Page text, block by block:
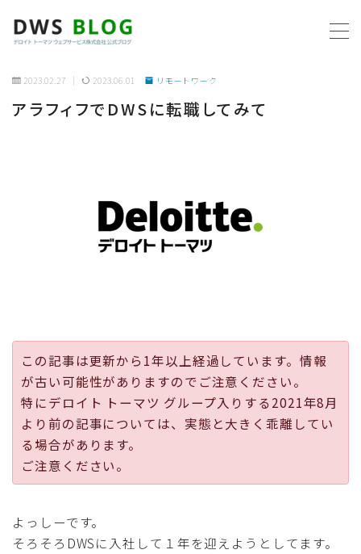
ホーム
プログラミング
採用
公式ページ
2023.02.27 2023.06.01 リモートワーク
アラフィフでDWSに転職してみて
この記事は更新から1年以上経過しています。情報
が古い可能性がありますのでご注意ください。
特にデロイト トーマツ グループ入りする2021年8月
より前の記事については、実態と大きく乖離してい
る場合があります。
ご注意ください。
よっしーです。
そろそろDWSに入社して１年を迎えようとしてます。